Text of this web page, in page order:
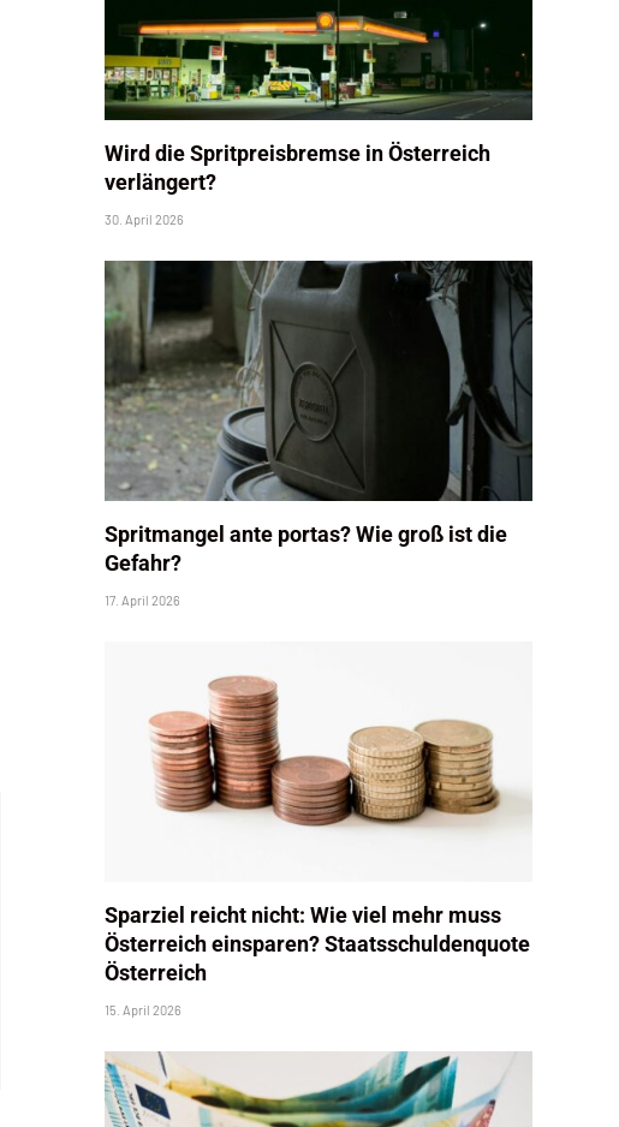
Wird die Spritpreisbremse in Österreich
verlängert?
30. April 2026
Spritmangel ante portas? Wie groß ist die
Gefahr?
17. April 2026
Sparziel reicht nicht: Wie viel mehr muss
Österreich einsparen? Staatsschuldenquote
Österreich
15. April 2026